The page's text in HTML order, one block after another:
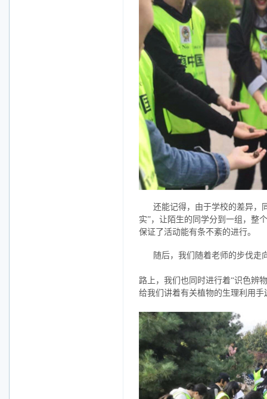
还能记得，由于学校的差异，
实”，让陌生的同学分到一组，整
保证了活动能有条不紊的进行。
随后，我们随着老师的步伐走
路上，我们也同时进行着“识色辨
给我们讲着有关植物的生理利用